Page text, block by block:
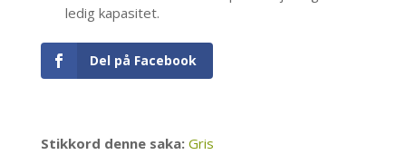
ledig kapasitet.
Del på Facebook
Stikkord denne saka: Gris